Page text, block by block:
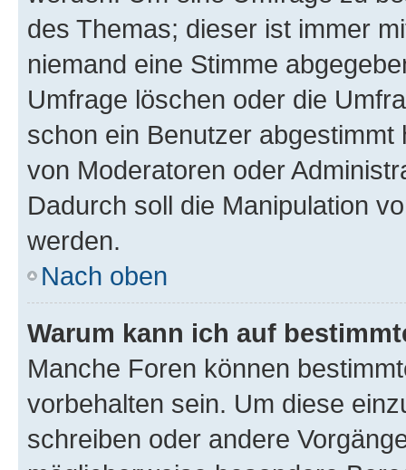
des Themas; dieser ist immer
niemand eine Stimme
Umfrage löschen oder die
schon ein Benutzer
von Moderatoren oder
Dadurch soll die Manipulation
werden.
Nach oben
Warum kann ich auf
Manche Foren können
vorbehalten sein. Um diese
schreiben oder andere